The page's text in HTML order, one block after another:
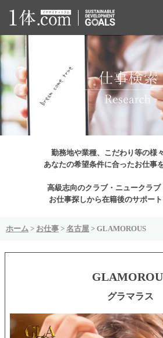
勤務地や業種、こだわり等の様
あなたの希望条件に合ったお仕事
高級志向のクラブ・ニュークラ
お仕事探しから在籍後のサポー
ホーム > お仕事 > 名古屋 > GLAMOROUS
グラマラス